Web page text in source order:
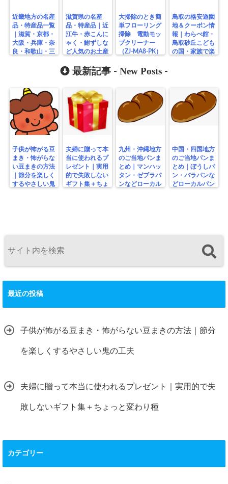
近畿地方の名産
品・特産品一覧
｜滋賀・京都・
大阪・兵庫・奈
良・和歌山・三
滋賀県の名産
品・特産品｜近
江牛・赤こんに
ゃく・鮒ずしな
ど人気のお土産
大掃除のとき簡
単フローリング
掃除 電動モッ
プクリーナー
（ZJ-MA8-PK）
転モップクリー
鳥取の格安遊園
地＆クーポン情
報｜わらべ館・
鳥取砂丘こども
の国・家族で楽
最新記事 - New Posts -
子供が怖がる豆
まき・怖がらな
い豆まきの方法
｜節分を楽しく
するやさしい鬼
夫婦に贈って本
当に使われるプ
レゼント｜実用
的で失敗しない
ギフト集＋ちょ
九州・沖縄地方
のご当地パンま
とめ｜マンハッ
タン・ゼブラパ
ンなどローカル
中国・四国地方
のご当地パンま
とめ｜ぼうしパ
ン・バラパンな
どローカルパン
最近の投稿
子供が怖がる豆まき・怖がらない豆まきの方法｜節分
を楽しくするやさしい鬼の工夫
夫婦に贈って本当に使われるプレゼント｜実用的で失
敗しないギフト集＋ちょっと変わり種
カテゴリー